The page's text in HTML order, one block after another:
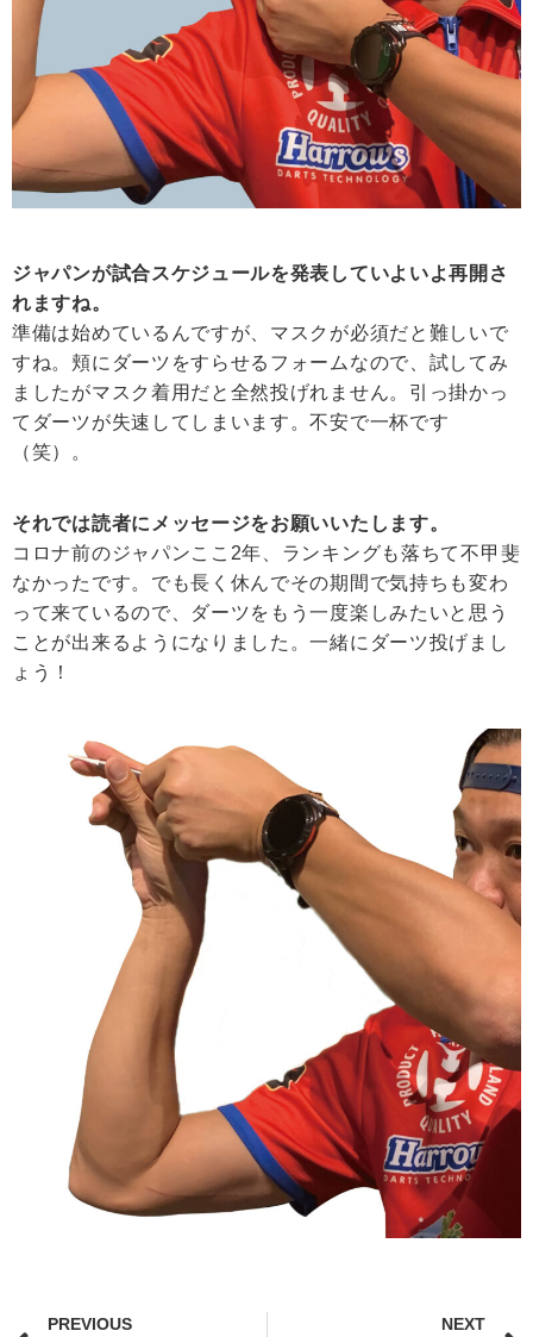
ジャパンが試合スケジュールを発表していよいよ再開さ
れますね。
準備は始めているんですが、マスクが必須だと難しいで
すね。頬にダーツをすらせるフォームなので、試してみ
ましたがマスク着用だと全然投げれません。引っ掛かっ
てダーツが失速してしまいます。不安で一杯です
（笑）。
それでは読者にメッセージをお願いいたします。
コロナ前のジャパンここ2年、ランキングも落ちて不甲斐
なかったです。でも長く休んでその期間で気持ちも変わ
って来ているので、ダーツをもう一度楽しみたいと思う
ことが出来るようになりました。一緒にダーツ投げまし
ょう！
PREVIOUS NEXT